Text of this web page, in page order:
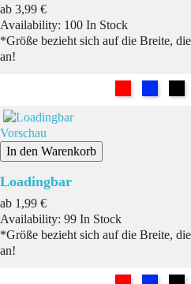
ab Preis
3,99 €
Availability: 100 In Stock
*Größe bezieht sich auf die Breite,
an!
Vorschau
In den Warenkorb
Loadingbar
ab Preis
1,99 €
Availability: 99 In Stock
*Größe bezieht sich auf die Breite,
an!